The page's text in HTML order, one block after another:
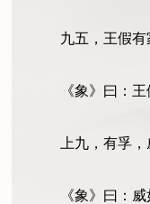
九五，王假有
《象》曰：
上九，有孚
《象》曰：